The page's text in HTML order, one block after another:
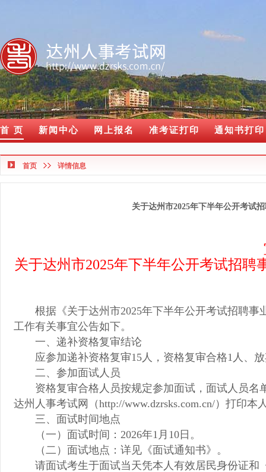
首 页 新闻中心 网上报名 准考证打印 通知书打印
首页 详情信息
关于达州市2025年下半年公开考试
关于达州市2025年下半年公开考试招
根据《关于达州市2025年下半年公开考试招聘
工作有关事宜公告如下。
一、递补资格复审结论
应参加递补资格复审15人，资格复审合格1人、
二、参加面试人员
资格复审合格人员按规定参加面试，面试人员名
达州人事考试网（http://www.dzrsks.com.cn/）打印
三、面试时间地点
（一）面试时间：2026年1月10日。
（二）面试地点：详见《面试通知书》。
请面试考生于面试当天凭本人有效居民身份证